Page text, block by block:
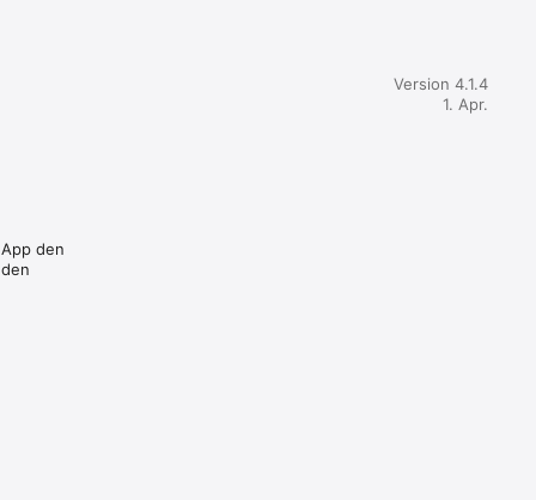
Punkt.
Des
die
sicher.
Version 4.1.4
1. Apr.
den